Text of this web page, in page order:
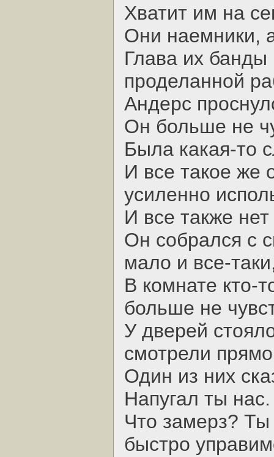
Хватит им на
Они наемники,
Глава их
проделанной
Андерс
Он больше не
Была какая-то
И все такое же
усиленно
И все также
Он собрался с
мало и все-
В комнате кто-
больше не
У дверей
смотрели
Один из них
Напугал ты нас.
Что замерз?
быстро